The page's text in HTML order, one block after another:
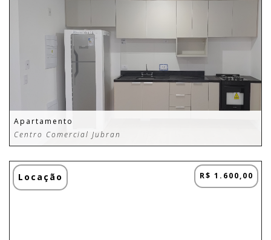
Apartamento
Centro Comercial Jubran
Locação R$ 1.600,00